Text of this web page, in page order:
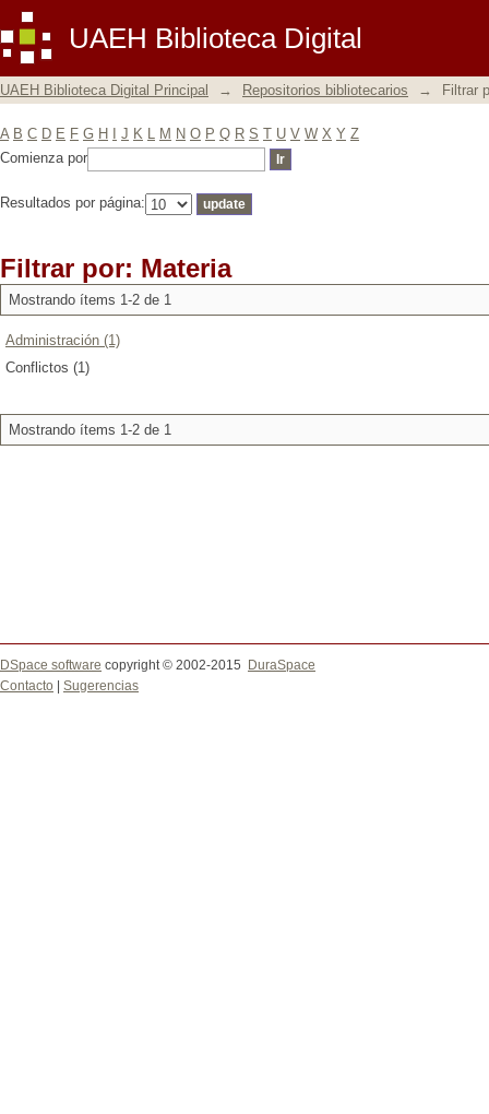
UAEH Biblioteca Digital
Filtrar por: Materia
UAEH Biblioteca Digital Principal → Repositorios bibliotecarios → Filtrar
A B C D E F G H J K L M N O P Q R S T U V W X Y Z
Comienza por
Resultados por página:
Filtrar por: Materia
Mostrando ítems 1-2 de 1
Administración (1)
Conflictos (1)
Mostrando ítems 1-2 de 1
DSpace software copyright © 2002-2015
DuraSpace
Contacto
Sugerencias